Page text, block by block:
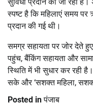
स्पष्ट है कि महिलाएं समय
प्रदान की गई थी।
समग्र सहायता पर जोर देते
पहुंच, बैंकिंग सहायता और
स्थिति में भी सुधार कर रही
सके और ‘सशक्त महिला,
Posted inपंजाब